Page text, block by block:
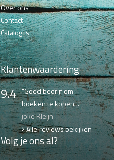
Over ons
Contact
Catalogus
Klantenwaardering
9.4 "Goed bedrijf om
boeken te kopen..."
joke Kleijn
Alle reviews bekijken
Volg je ons al?